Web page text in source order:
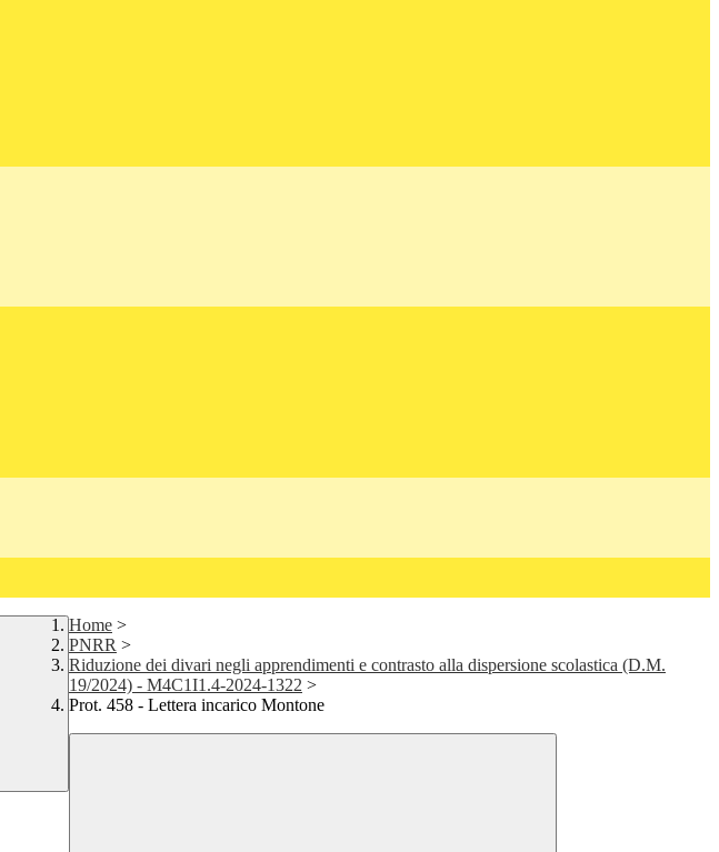
Home >
PNRR >
Riduzione dei divari negli apprendimenti e contrasto alla dispersione scolastica (D.M.
19/2024) - M4C1I1.4-2024-1322 >
Prot. 458 - Lettera incarico Montone